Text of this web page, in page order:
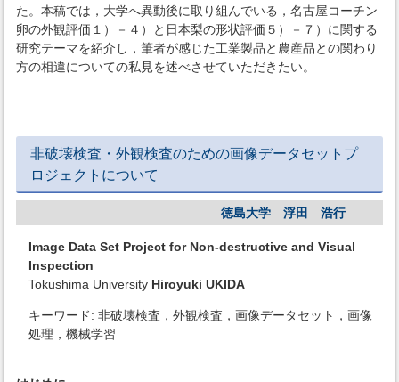
た。本稿では，大学へ異動後に取り組んでいる，名古屋コーチン
卵の外観評価１）－４）と日本梨の形状評価５）－７）に関する
研究テーマを紹介し，筆者が感じた工業製品と農産品との関わり
方の相違についての私見を述べさせていただきたい。
非破壊検査・外観検査のための画像データセットプ
ロジェクトについて
徳島大学 浮田 浩行
Image Data Set Project for Non-destructive and Visual
Inspection
Tokushima University Hiroyuki UKIDA
キーワード: 非破壊検査，外観検査，画像データセット，画像
処理，機械学習